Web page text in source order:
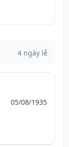
4 ngày lễ
05/08/1935